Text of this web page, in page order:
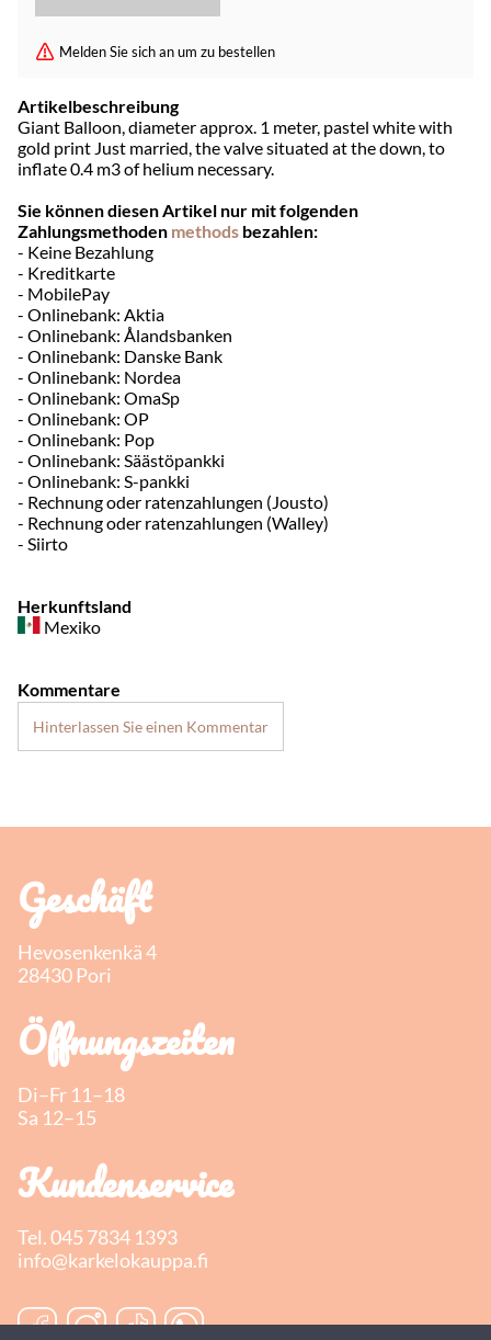
Melden Sie sich an um zu bestellen
Artikelbeschreibung
Giant Balloon, diameter approx. 1 meter, pastel white with
gold print Just married, the valve situated at the down, to
inflate 0.4 m3 of helium necessary.
Sie können diesen Artikel nur mit folgenden
Zahlungsmethoden methods bezahlen:
- Keine Bezahlung
- Kreditkarte
- MobilePay
- Onlinebank: Aktia
- Onlinebank: Ålandsbanken
- Onlinebank: Danske Bank
- Onlinebank: Nordea
- Onlinebank: OmaSp
- Onlinebank: OP
- Onlinebank: Pop
- Onlinebank: Säästöpankki
- Onlinebank: S-pankki
- Rechnung oder ratenzahlungen (Jousto)
- Rechnung oder ratenzahlungen (Walley)
- Siirto
Herkunftsland
Mexiko
Kommentare
Hinterlassen Sie einen Kommentar
Geschäft
Hevosenkenkä 4
28430 Pori
Öffnungszeiten
Di–Fr 11–18
Sa 12–15
Kundenservice
Tel.045 7834 1393
info@karkelokauppa.fi